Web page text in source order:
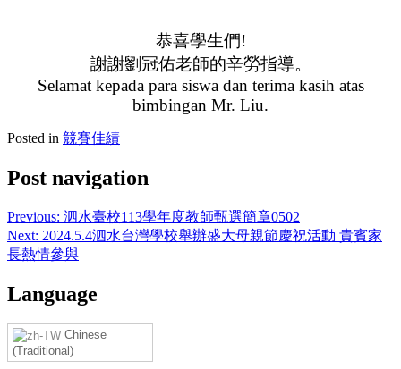
恭喜學生們!
謝謝劉冠佑老師的辛勞指導。
Selamat kepada para siswa dan terima kasih atas
bimbingan Mr. Liu.
Posted in 競賽佳績
Post navigation
Previous: 泗水臺校113學年度教師甄選簡章0502
Next: 2024.5.4泗水台灣學校舉辦盛大母親節慶祝活動 貴賓家
長熱情參與
Language
Chinese
(Traditional)